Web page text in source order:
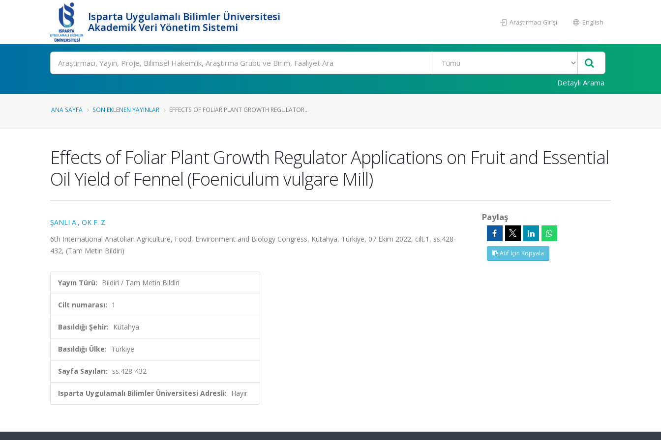
Isparta Uygulamalı Bilimler Üniversitesi
Akademik Veri Yönetim Sistemi
Araştırmacı Girişi English
Ara
Detaylı Arama
ANA SAYFA SON EKLENEN YAYINLAR EFFECTS OF FOLIAR PLANT GROWTH REGULATOR...
Effects of Foliar Plant Growth Regulator Applications on Fruit and Essential
Oil Yield of Fennel (Foeniculum vulgare Mill)
ŞANLI A., OK F. Z.
6th International Anatolian Agriculture, Food, Environment and Biology Congress, Kütahya, Türkiye, 07 Ekim 2022, cilt.1, ss.428-
432, (Tam Metin Bildiri)
Yayın Türü: Bildiri / Tam Metin Bildiri
Cilt numarası: 1
Basıldığı Şehir: Kütahya
Basıldığı Ülke: Türkiye
Sayfa Sayıları: ss.428-432
Isparta Uygulamalı Bilimler Üniversitesi Adresli: Hayır
Paylaş
Atıf İçin Kopyala